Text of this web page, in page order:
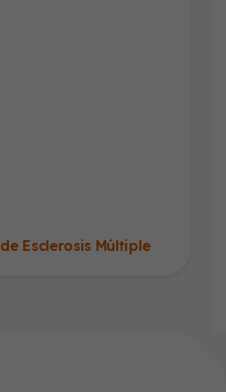
Esclerosis Múltiple